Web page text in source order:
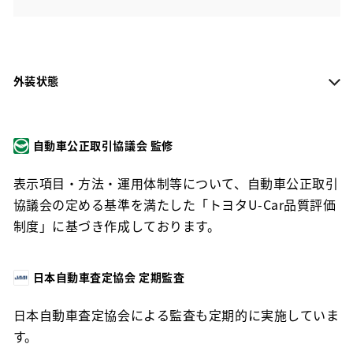
外装状態
自動車公正取引協議会 監修
表示項目・方法・運用体制等について、自動車公正取引
協議会の定める基準を満たした「トヨタU-Car品質評価
制度」に基づき作成しております。
日本自動車査定協会 定期監査
日本自動車査定協会による監査も定期的に実施していま
す。